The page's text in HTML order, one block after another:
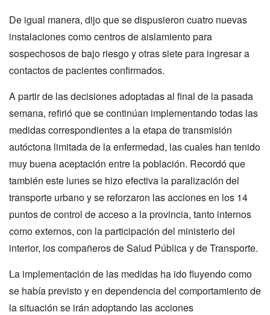
De igual manera, dijo que se dispusieron cuatro nuevas
instalaciones como centros de aislamiento para
sospechosos de bajo riesgo y otras siete para ingresar a
contactos de pacientes confirmados.
A partir de las decisiones adoptadas al final de la pasada
semana, refirió que se continúan implementando todas las
medidas correspondientes a la etapa de transmisión
autóctona limitada de la enfermedad, las cuales han tenido
muy buena aceptación entre la población. Recordó que
también este lunes se hizo efectiva la paralización del
transporte urbano y se reforzaron las acciones en los 14
puntos de control de acceso a la provincia, tanto internos
como externos, con la participación del ministerio del
interior, los compañeros de Salud Pública y de Transporte.
La implementación de las medidas ha ido fluyendo como
se había previsto y en dependencia del comportamiento de
la situación se irán adoptando las acciones